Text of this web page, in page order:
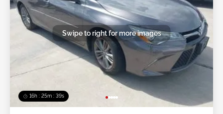
16h : 25m : 37s
Swipe to right for more images